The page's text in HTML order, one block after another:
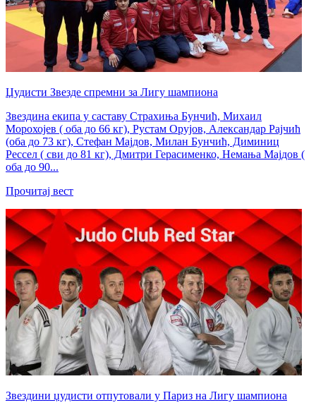
Џудисти Звезде спремни за Лигу шампиона
Звездина екипа у саставу Страхиња Бунчић, Михаил
Морохојев ( оба до 66 кг), Рустам Орујов, Александар Рајчић
(оба до 73 кг), Стефан Мајдов, Милан Бунчић, Диминиц
Рессел ( сви до 81 кг), Дмитри Герасименко, Немања Мајдов (
оба до 90...
Прочитај вест
Звездини џудисти отпутовали у Париз на Лигу шампиона